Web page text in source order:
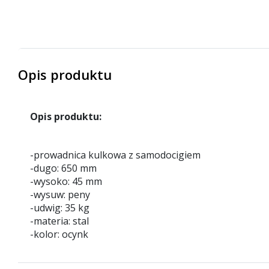
Opis produktu
Opis produktu:
-prowadnica kulkowa z samodocigiem
-dugo: 650 mm
-wysoko: 45 mm
-wysuw: peny
-udwig: 35 kg
-materia: stal
-kolor: ocynk